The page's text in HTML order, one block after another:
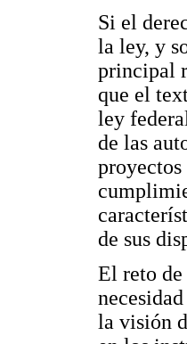
Si el
la ley, y
principal
que el
ley
de las
proyectos
de sus
El reto
la visión